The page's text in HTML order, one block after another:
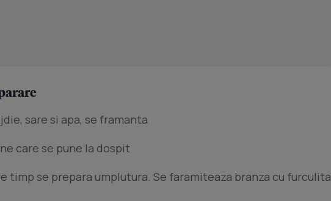
sare si apa, se framanta
care se pune la dospit
timp se prepara umplutura. Se faramiteaza branza cu furculita